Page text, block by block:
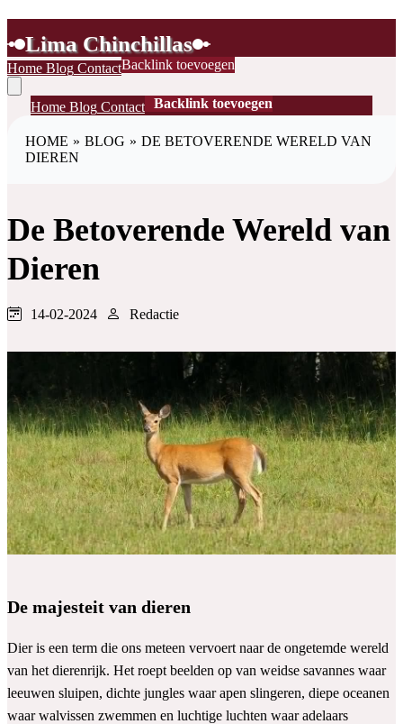
Lima Chinchillas
Home Blog ContactBacklink toevoegen
HomeBlogContact Backlink toevoegen
HOME » BLOG » DE BETOVERENDE WERELD VAN
DIEREN
De Betoverende Wereld van
Dieren
14-02-2024 Redactie
De majesteit van dieren
Dier is een term die ons meteen vervoert naar de ongetemde wereld
van het dierenrijk. Het roept beelden op van weidse savannes waar
leeuwen sluipen, dichte jungles waar apen slingeren, diepe oceanen
waar walvissen zwemmen en luchtige luchten waar adelaars